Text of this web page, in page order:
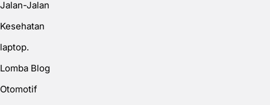
Jalan-Jalan
Kesehatan
laptop.
Lomba Blog
Otomotif